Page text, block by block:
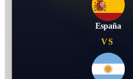
España
VS